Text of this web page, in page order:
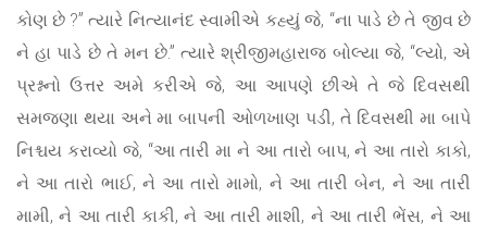
કોણ છે ?” ત્યારે નિત્યાનંદ સ્વામીએ કહ્યું જે, “ના પાડે છે તે જીવ છે
ને હા પાડે છે તે મન છે.” ત્યારે શ્રીજીમહારાજ બોલ્યા જે, “લ્યો, એ
પ્રશ્નનો ઉત્તર અમે કરીએ જે, આ આપણે છીએ તે જે દિવસથી
સમજણા થયા અને મા બાપની ઓળખાણ પડી, તે દિવસથી મા બાપે
નિશ્ચય કરાવ્યો જે, “આ તારી મા ને આ તારો બાપ, ને આ તારો કાકો,
ને આ તારો ભાઈ, ને આ તારો મામો, ને આ તારી બેન, ને આ તારી
મામી, ને આ તારી કાકી, ને આ તારી માશી, ને આ તારી ભેંસ, ને આ